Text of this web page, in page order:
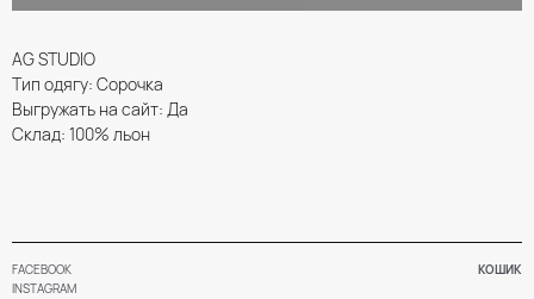
AG STUDIO
Тип одягу: Сорочка
Выгружать на сайт: Да
Склад: 100% льон
FACEBOOK КОШИК
INSTAGRAM